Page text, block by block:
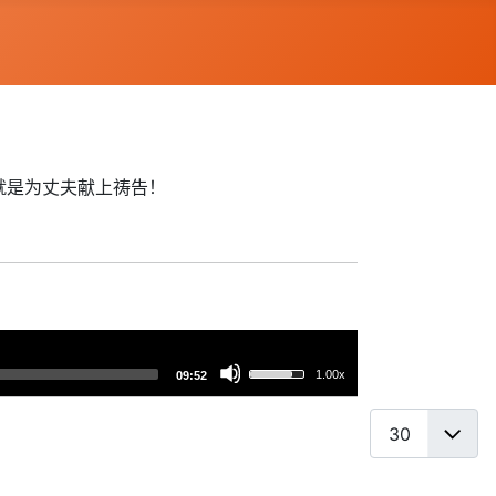
为丈夫献上祷告！
09:52 1.00x